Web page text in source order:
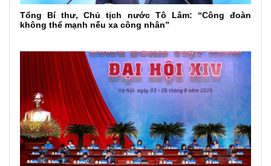
Tổng Bí thư, Chủ tịch nước Tô Lâm: “Công đoàn
không thể mạnh nếu xa công nhân”